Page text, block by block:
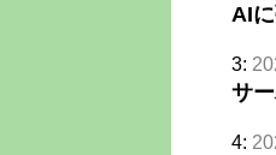
AI
3:
サ
4: